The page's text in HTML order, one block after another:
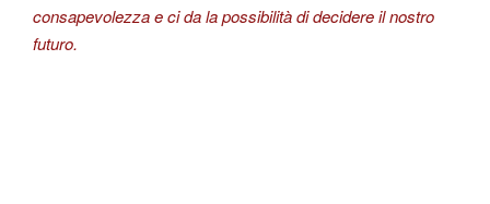
consapevolezza e ci da la possibilità di decidere il nostro
futuro.